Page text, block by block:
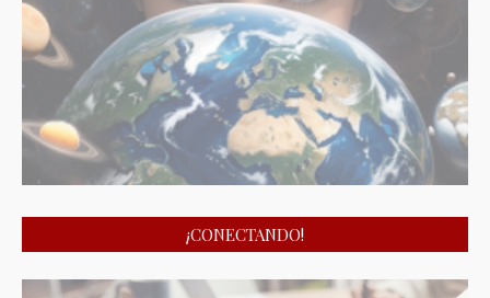
¡CONECTANDO!